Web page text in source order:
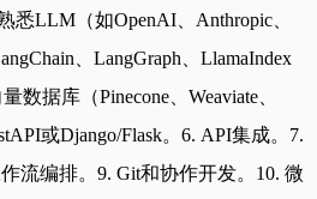
悉LLM（如OpenAI、Anthropic、
、LangGraph、LlamaIndex
数据库（Pinecone、Weaviate、
或Django/Flask。6. API集成。7.
流编排。9. Git和协作开发。10. 微